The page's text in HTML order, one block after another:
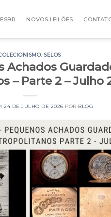
NOVOS LEILÕES
, SELOS
Achados
– Parte 2 – Julho
24 DE JULHO DE 2026 POR BLOG